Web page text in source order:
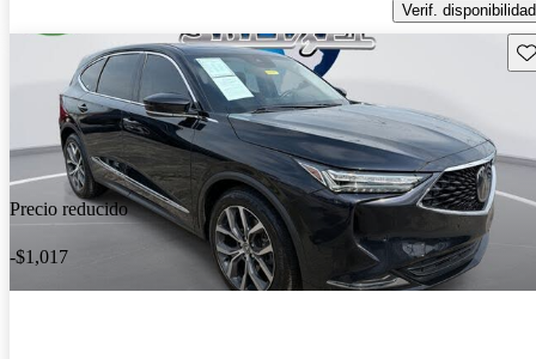
Verif. disponibilidad
Precio reducido
-$1,017